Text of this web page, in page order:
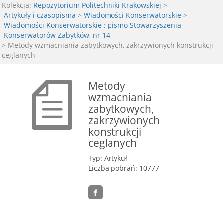
Kolekcja: Repozytorium Politechniki Krakowskiej >
Artykuły i czasopisma > Wiadomości Konserwatorskie >
Wiadomości Konserwatorskie : pismo Stowarzyszenia
Konserwatorów Zabytków, nr 14
> Metody wzmacniania zabytkowych, zakrzywionych konstrukcji
ceglanych
Metody
wzmacniania
zabytkowych,
zakrzywionych
konstrukcji
ceglanych
Typ: Artykuł
Liczba pobrań: 10777